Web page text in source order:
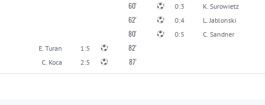
K. Surowietz
0:3
60'
L. Jablonski
0:4
62'
C. Sandner
0:5
80'
E. Turan 1:5 82'
C. Koca 2:5 87'